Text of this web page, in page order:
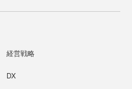
経営戦略
DX